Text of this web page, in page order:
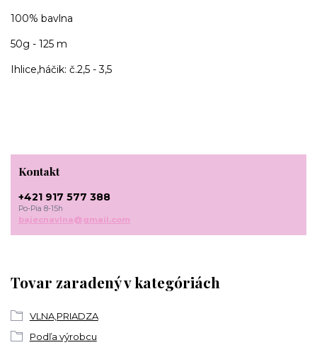
100% bavlna
50g - 125 m
Ihlice,háčik: č.2,5 - 3,5
Tovar zaradený v kategóriách
VLNA,PRIADZA
Podľa výrobcu
Kontakt
+421 917 577 388
Po-Pia 8-15h
bajecnavlna@gmail.com